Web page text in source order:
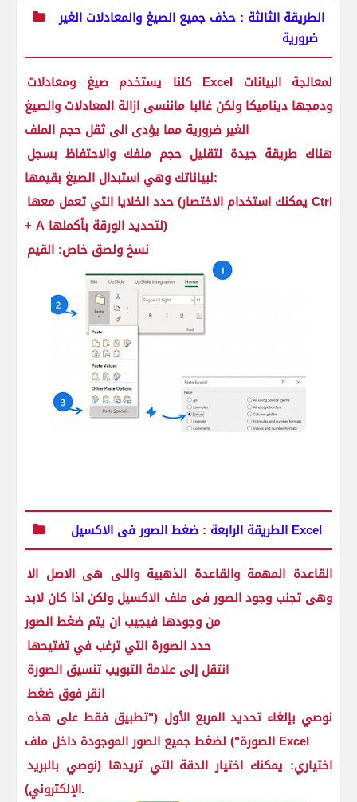
الطريقة الثالثة : حذف جميع الصيغ والمعادلات الغير
كلنا يستخدم صيغ ومعادلات Excel لمعالجة البيانات
ودمجها ديناميكا ولكن غالبا ماننسى ازالة المعادلات والصيغ
هناك طريقة جيدة لتقليل حجم ملفك والاحتفاظ بسجل
لبياناتك وهي استبدال الصيغ بقيمها:
حدد الخلايا التي تعمل معها (يمكنك استخدام الاختصار Ctrl
+ A لتحديد الورقة بأكملها)
نسخ ولصق خاص: القيم
الطريقة الرابعة : ضغط الصور فى الاكسيل Excel
القاعدة المهمة والقاعدة الذهبية واللى هى الاصل الا
وهى تجنب وجود الصور فى ملف الاكسيل ولكن اذا كان لابد
من وجودها فيجيب ان يتم ضغط الصور
حدد الصورة التي ترغب في تفتيحها
انتقل إلى علامة التبويب تنسيق الصورة
انقر فوق ضغط
نوصي بإلغاء تحديد المربع الأول ("تطبيق فقط على هذه
الصورة") لضغط جميع الصور الموجودة داخل ملف Excel
اختياري: يمكنك اختيار الدقة التي تريدها (نوصي بالبريد
الإلكتروني).